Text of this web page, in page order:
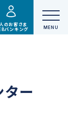
のお客さま
バンキング
ー